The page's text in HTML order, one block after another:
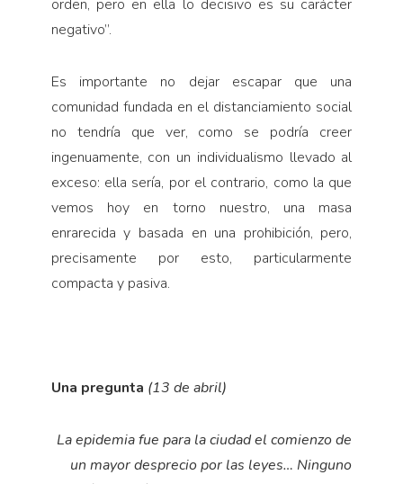
orden, pero en ella lo decisivo es su carácter
negativo”.
Es importante no dejar escapar que una
comunidad fundada en el distanciamiento social
no tendría que ver, como se podría creer
ingenuamente, con un individualismo llevado al
exceso: ella sería, por el contrario, como la que
vemos hoy en torno nuestro, una masa
enrarecida y basada en una prohibición, pero,
precisamente por esto, particularmente
compacta y pasiva.
Una pregunta (13 de abril)
La epidemia fue para la ciudad el comienzo de
un mayor desprecio por las leyes… Ninguno